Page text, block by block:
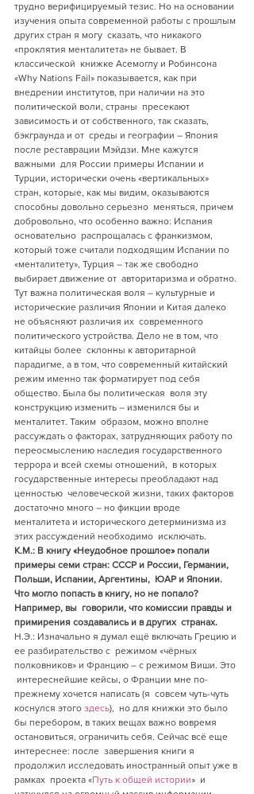
трудно верифицируемый тезис. Но на основании
изучения опыта современной работы с прошлым
других стран я могу  сказать, что никакого
«проклятия менталитета» не бывает. В
классической  книжке Асемоглу и Робинсона
«Why Nations Fail» показывается, как при
внедрении институтов, при наличии на это
политической воли, страны  пресекают
зависимость и от собственного, так сказать,
бэкграунда и от  среды и географии – Япония
после реставрации Мэйдзи. Мне кажутся
важными  для России примеры Испании и
Турции, исторически очень «вертикальных»
стран, которые, как мы видим, оказываются
способны довольно серьезно  меняться, причем
добровольно, что особенно важно: Испания
основательно  распрощалась с франкизмом,
который тоже считали подходящим Испании по
«менталитету», Турция – так же свободно
выбирает движение от  авторитаризма и обратно.
Тут важна политическая воля – культурные и
исторические различия Японии и Китая далеко
не объясняют различия их  современного
политического устройства. Дело не в том, что
китайцы более  склонны к авторитарной
парадигме, а в том, что современный китайский
режим именно так форматирует под себя
общество. Была бы политическая  воля эту
конструкцию изменить – изменился бы и
менталитет. Таким  образом, можно вполне
рассуждать о факторах, затрудняющих работу по
переосмыслению наследия государственного
террора и всей схемы отношений,  в которых
государственные интересы преобладают над
ценностью  человеческой жизни, таких факторов
достаточно много – но фикции вроде
менталитета и исторического детерминизма из
этих рассуждений необходимо  исключать.
К.М.: В книгу «Неудобное прошлое» попали
примеры семи стран: СССР и России, Германии,
Польши, Испании, Аргентины,  ЮАР и Японии.
Что могло попасть в книгу, но не попало?
Например, вы  говорили, что комиссии правды и
примирения создавались и в других  странах.
Н.Э.: Изначально я думал ещё включать Грецию и
ее разбирательство с  режимом «чёрных
полковников» и Францию – с режимом Виши. Это
интереснейшие кейсы, о Франции мне по-
прежнему хочется написать (я  совсем чуть-чуть
коснулся этого здесь),  но для книжки это было
бы перебором, в таких вещах важно вовремя
остановиться, ограничить себя. Сейчас всё еще
интереснее: после  завершения книги я
продолжил исследовать иностранный опыт уже в
рамках  проекта «Путь к общей истории»  и